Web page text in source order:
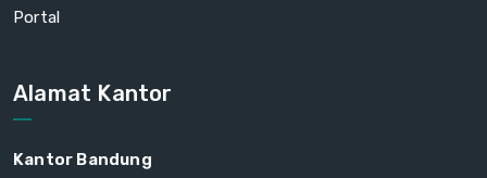
Portal
Alamat Kantor
Kantor Bandung